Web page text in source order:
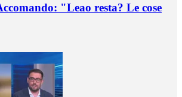
"Leao resta? Le cose